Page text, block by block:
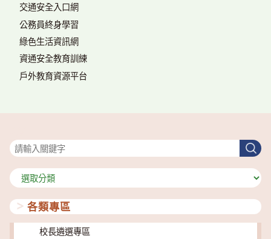
交通安全入口網
公務員終身學習
綠色生活資訊網
資通安全教育訓練
戶外教育資源平台
搜
尋
分
類
各類專區
校長遴選專區